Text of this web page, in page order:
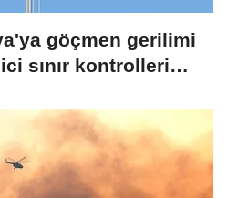
göçmen gerilimi
sınır kontrolleri